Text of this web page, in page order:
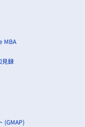
MBA
見録
(GMAP)